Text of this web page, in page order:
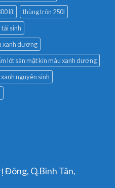
lít
thùng tròn 250l
sinh
xanh dương
lót sàn mặt kín màu xanh dương
nguyên sinh
Đông, Q.Bình Tân,